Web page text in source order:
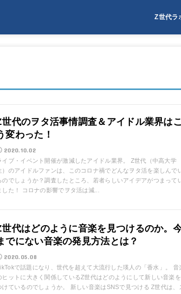
Z世代ラ
Z世代ラ
Z世代（
世代のヲタ活事情調査＆アイドル業界はこ
変わった！
2020.10.02
イブ・イベント開催が激減したアイドル業界。 Z世代（中高大学
）のアイドルファンは、このコロナ禍でどんなヲタ活を楽しんで
のでしょうか？調査したところ、若者らしいアイデアがつまって
した！ コロナの影響でヲタ活は減...
世代はどのように音楽を見つけるのか。
でにない音楽の発見方法とは？
2020.05.08
で話題になり、世代を超えて大流行した瑛人の「香水」。 音
ヒットに大きく関係しているZ世代はどのようにして新しい音楽を
けているのでしょうか。 新しい音楽はSNSで見つける Z世代は、